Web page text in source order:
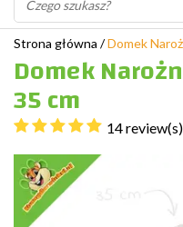
Strona główna /Domek
Domek
35 cm
14 review(s)